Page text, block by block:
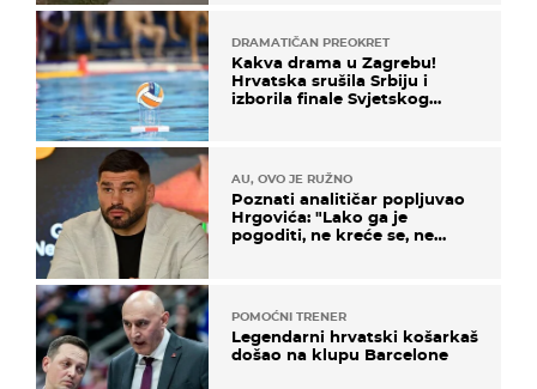
DRAMATIČAN PREOKRET
Kakva drama u Zagrebu!
Hrvatska srušila Srbiju i
izborila finale Svjetskog
AU, OVO JE RUŽNO
Poznati analitičar popljuvao
Hrgovića: "Lako ga je
pogoditi, ne kreće se, ne
POMOĆNI TRENER
Legendarni hrvatski košarkaš
došao na klupu Barcelone